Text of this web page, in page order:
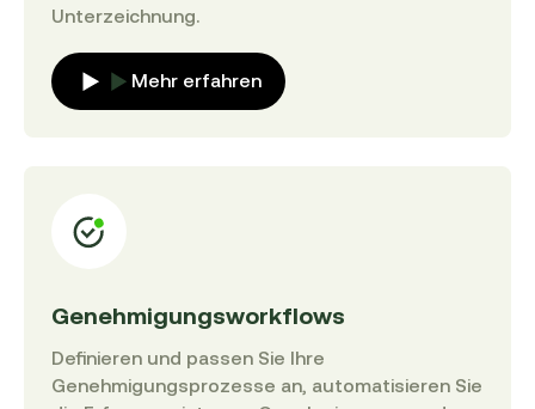
Unterzeichnung.
Mehr erfahren
Genehmigungsworkflows
Definieren und passen Sie Ihre
Genehmigungsprozesse an, automatisieren Sie